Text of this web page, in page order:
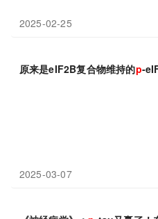
2025-02-25
原来是eIF2B复合物维持的p-
2025-03-07